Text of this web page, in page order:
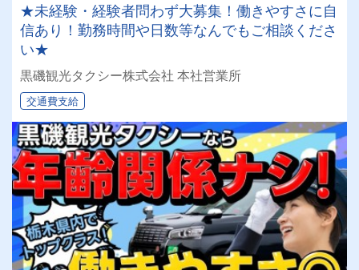
★未経験・経験者問わず大募集！働きやすさに自
信あり！勤務時間や日数等なんでもご相談くださ
い★
黒磯観光タクシー株式会社 本社営業所
交通費支給